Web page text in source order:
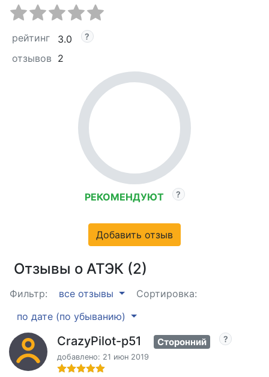
рейтинг
3.0
отзывов 2
РЕКОМЕНДУЮТ
Добавить отзыв
Отзывы о АТЭК (2)
Фильтр: все отзывы
Сортировка:
по дате (по убыванию)
CrazyPilot-p51 Сторонний
добавлено: 21 июн 2019